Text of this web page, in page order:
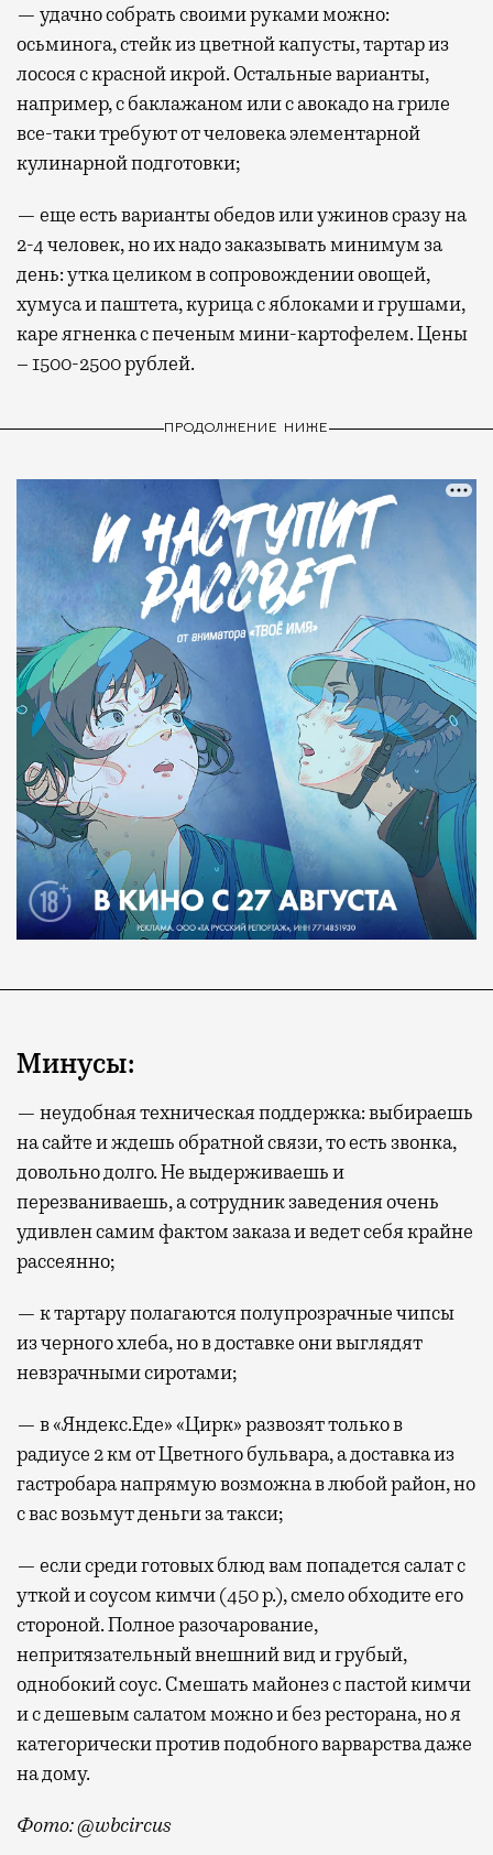
— удачно собрать своими руками можно:
осьминога, стейк из цветной капусты, тартар из
лосося с красной икрой. Остальные варианты,
например, с баклажаном или с авокадо на гриле
все-таки требуют от человека элементарной
кулинарной подготовки;
— еще есть варианты обедов или ужинов сразу на
2-4 человек, но их надо заказывать минимум за
день: утка целиком в сопровождении овощей,
хумуса и паштета, курица с яблоками и грушами,
каре ягненка с печеным мини-картофелем. Цены
– 1500-2500 рублей.
ПРОДОЛЖЕНИЕ НИЖЕ
Минусы:
— неудобная техническая поддержка: выбираешь
на сайте и ждешь обратной связи, то есть звонка,
довольно долго. Не выдерживаешь и
перезваниваешь, а сотрудник заведения очень
удивлен самим фактом заказа и ведет себя крайне
рассеянно;
— к тартару полагаются полупрозрачные чипсы
из черного хлеба, но в доставке они выглядят
невзрачными сиротами;
— в «Яндекс.Еде» «Цирк» развозят только в
радиусе 2 км от Цветного бульвара, а доставка из
гастробара напрямую возможна в любой район, но
с вас возьмут деньги за такси;
— если среди готовых блюд вам попадется салат с
уткой и соусом кимчи (450 р.), смело обходите его
стороной. Полное разочарование,
непритязательный внешний вид и грубый,
однобокий соус. Смешать майонез с пастой кимчи
и с дешевым салатом можно и без ресторана, но я
категорически против подобного варварства даже
на дому.
Фото: @wbcircus